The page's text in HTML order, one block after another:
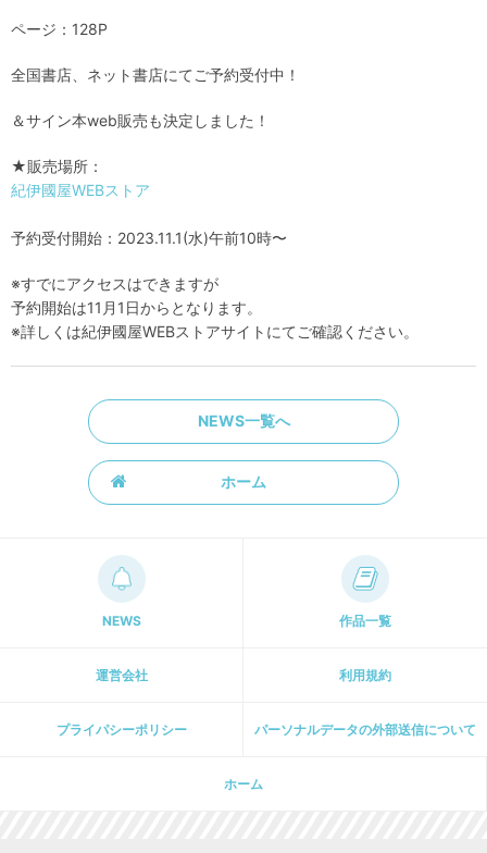
ページ：128P
全国書店、ネット書店にてご予約受付中！
＆サイン本web販売も決定しました！
★販売場所：
紀伊國屋WEBストア
予約受付開始：2023.11.1(水)午前10時〜
※すでにアクセスはできますが
予約開始は11月1日からとなります。
※詳しくは紀伊國屋WEBストアサイトにてご確認ください。
NEWS一覧へ
ホーム
NEWS 作品一覧
運営会社 利用規約
プライパシーポリシー パーソナルデータの外部送信について
ホーム